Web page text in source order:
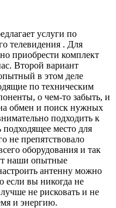
услуги по
телевидения . Для
приобрести комплект
Второй вариант
в этом деле
по техническим
о чем-то забыть, и
обмен и поиск нужных
подходить к
место для
не препятствовало
оборудования и так
наши опытные
антенну можно
если вы никогда не
не рисковать и не
и энергию.